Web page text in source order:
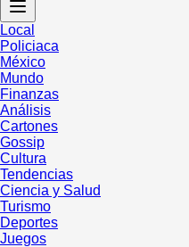
Local
Policiaca
México
Mundo
Finanzas
Análisis
Cartones
Gossip
Cultura
Tendencias
Ciencia y Salud
Turismo
Deportes
Juegos